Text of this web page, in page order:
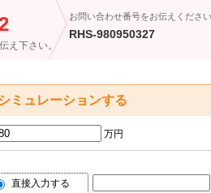
え下さい。
お問い合わせ番号をお伝えください
RHS-980950327
ミュレーションする
万円
直接入力する